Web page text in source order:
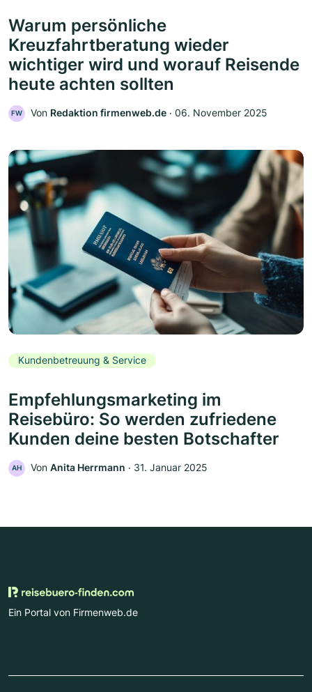
Warum persönliche
Kreuzfahrtberatung wieder
wichtiger wird und worauf Reisende
heute achten sollten
FW Von Redaktion firmenweb.de ‧ 06. November 2025
Kundenbetreuung & Service
Empfehlungsmarketing im
Reisebüro: So werden zufriedene
Kunden deine besten Botschafter
AH Von Anita Herrmann ‧ 31. Januar 2025
Ein Portal von Firmenweb.de